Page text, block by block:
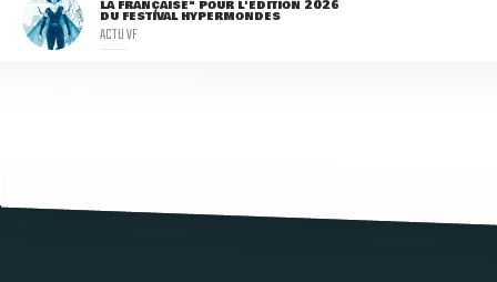
LA FRANÇAISE" POUR L'ÉDITION 2026
DU FESTIVAL HYPERMONDES
ACTU VF